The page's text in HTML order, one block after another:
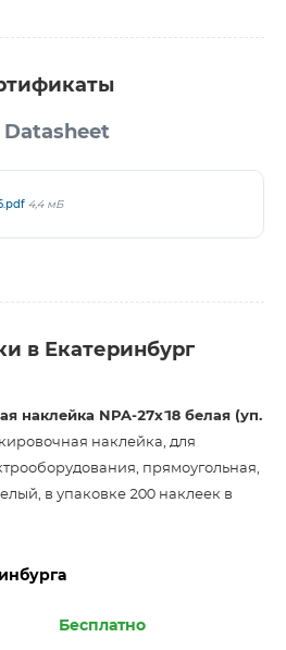
4,4 мБ
в Екатеринбург
наклейка NPA-27х18 белая (уп.
наклейка, для
прямоугольная,
в упаковке 200 наклеек в
Бесплатно